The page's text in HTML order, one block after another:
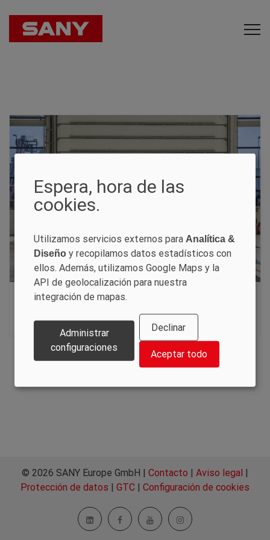
Lo sentimos, el contenido no está
disponible en este idioma.
© 2026 SANY Europe GmbH | Contacto | Aviso legal |
Protección de datos | GTC | Configuración de cookies
Espera, hora de las
cookies.
Utilizamos servicios externos para Analítica &
Diseño y recopilamos datos estadísticos con
ellos. Además, utilizamos Google Maps y la
API de geolocalización para nuestra
integración de mapas.
Administrar
configuraciones
Declinar
Aceptar todo